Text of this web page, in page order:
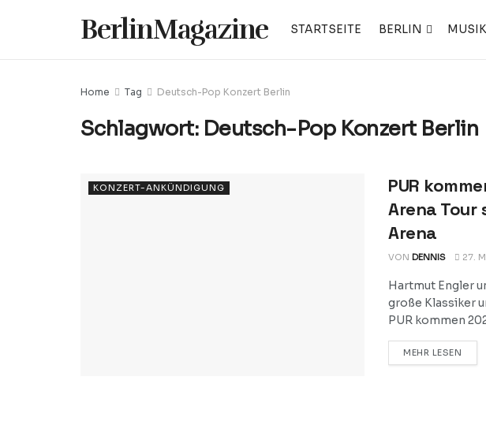
BerlinMagazine STARTSEITE BERLIN MUSIK
Home Tag Deutsch-Pop Konzert Berlin
Schlagwort: Deutsch-Pop Konzert Berlin
KONZERT-ANKÜNDIGUNG
PUR
Arena
Arena
VON DENNIS 27.
Hartmut Engler
große Klassiker
PUR kommen
MEHR LESEN